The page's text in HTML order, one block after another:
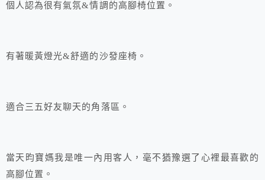
個人認為很有氣氛&情調的高腳椅位置。
有著暖黃燈光&舒適的沙發座椅。
適合三五好友聊天的角落區。
當天昀寶媽我是唯一內用客人，毫不猶豫選了心裡最喜歡的
高腳位置。